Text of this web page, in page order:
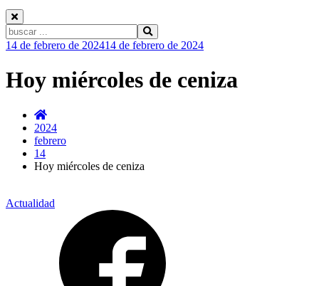
Buscar:
Ir
contenido
14 de febrero de 202414 de febrero de 2024
Hoy miércoles de ceniza
2024
febrero
14
Hoy miércoles de ceniza
Actualidad